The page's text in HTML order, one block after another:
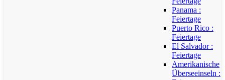
Panama :
Feiertage
Puerto Rico :
Feiertage
El Salvador :
Feiertage
Amerikanische
Überseeinseln :